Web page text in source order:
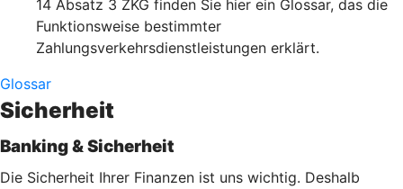
14 Absatz 3 ZKG finden Sie hier ein Glossar, das die
Funktionsweise bestimmter
Zahlungsverkehrsdienstleistungen erklärt.
Glossar
Sicherheit
Banking & Sicherheit
Die Sicherheit Ihrer Finanzen ist uns wichtig. Deshalb